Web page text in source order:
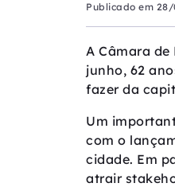
Publicado em 28/
A Câmara
junho, 62
fazer da
Um
com o
cidade. Em
atrair